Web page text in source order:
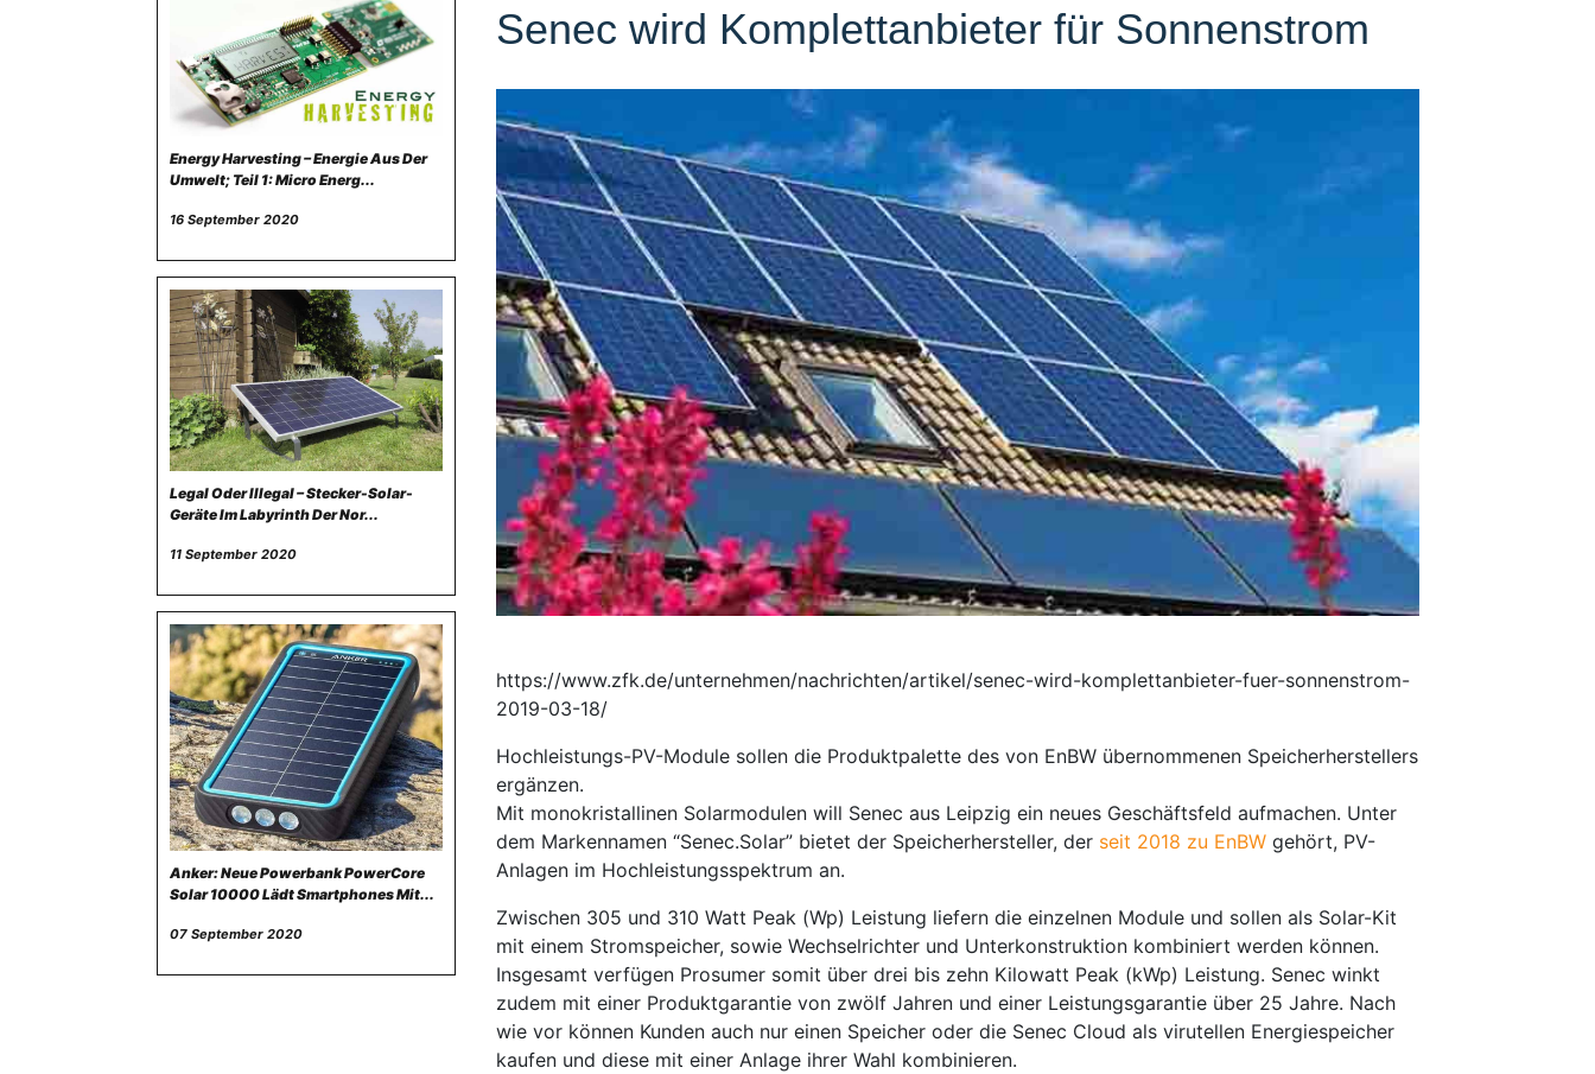
Energy Harvesting – Energie Aus Der
Umwelt; Teil 1: Micro Energ...
16 September 2020
Legal Oder Illegal – Stecker-Solar-
Geräte Im Labyrinth Der Nor...
11 September 2020
Anker: Neue Powerbank PowerCore
Solar 10000 Lädt Smartphones Mit...
07 September 2020
Senec wird Komplettanbieter für Sonnenstrom
https://www.zfk.de/unternehmen/nachrichten/artikel/senec-wird-komplettanbieter-fuer-sonnenstrom-
2019-03-18/
Hochleistungs-PV-Module sollen die Produktpalette des von EnBW übernommenen Speicherherstellers
ergänzen.
Mit monokristallinen Solarmodulen will Senec aus Leipzig ein neues Geschäftsfeld aufmachen. Unter
dem Markennamen “Senec.Solar” bietet der Speicherhersteller, der seit 2018 zu EnBW gehört, PV-
Anlagen im Hochleistungsspektrum an.
Zwischen 305 und 310 Watt Peak (Wp) Leistung liefern die einzelnen Module und sollen als Solar-Kit
mit einem Stromspeicher, sowie Wechselrichter und Unterkonstruktion kombiniert werden können.
Insgesamt verfügen Prosumer somit über drei bis zehn Kilowatt Peak (kWp) Leistung. Senec winkt
zudem mit einer Produktgarantie von zwölf Jahren und einer Leistungsgarantie über 25 Jahre. Nach
wie vor können Kunden auch nur einen Speicher oder die Senec Cloud als virutellen Energiespeicher
kaufen und diese mit einer Anlage ihrer Wahl kombinieren.